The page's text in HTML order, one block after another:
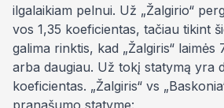
ilgalaikiam pelnui. Už „Žalgirio“
vos 1,35 koeficientas, tačiau tikint
galima rinktis, kad „Žalgiris“
arba daugiau. Už tokį statymą yra
koeficientas. „Žalgiris“ vs
pranašumo statyme: